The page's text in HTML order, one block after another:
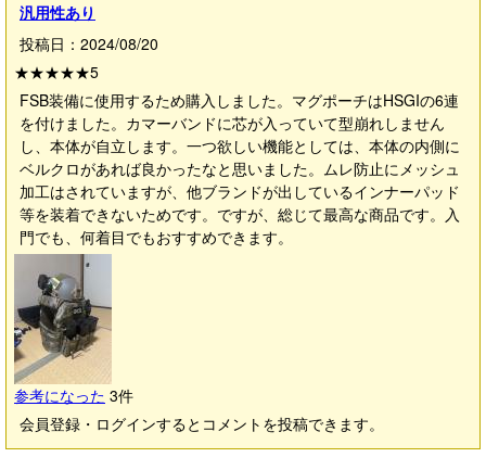
汎用性あり
投稿日：2024/08/20
★★★★★5
FSB装備に使用するため購入しました。マグポーチはHSGIの6連
を付けました。カマーバンドに芯が入っていて型崩れしません
し、本体が自立します。一つ欲しい機能としては、本体の内側に
ベルクロがあれば良かったなと思いました。ムレ防止にメッシュ
加工はされていますが、他ブランドが出しているインナーパッド
等を装着できないためです。ですが、総じて最高な商品です。入
門でも、何着目でもおすすめできます。
参考になった 3件
会員登録・ログインするとコメントを投稿できます。